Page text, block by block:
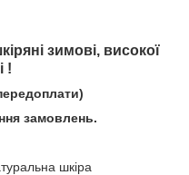
зимові, високої
!
замовлень.
шкіра